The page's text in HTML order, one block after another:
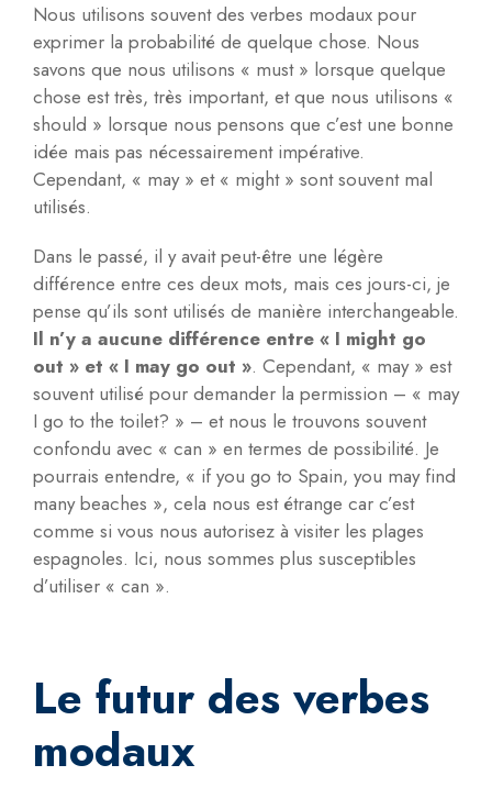
Nous utilisons souvent des verbes modaux pour
exprimer la probabilité de quelque chose. Nous
savons que nous utilisons « must » lorsque quelque
chose est très, très important, et que nous utilisons «
should » lorsque nous pensons que c’est une bonne
idée mais pas nécessairement impérative.
Cependant, « may » et « might » sont souvent mal
utilisés.
Dans le passé, il y avait peut-être une légère
différence entre ces deux mots, mais ces jours-ci, je
pense qu’ils sont utilisés de manière interchangeable.
Il n’y a aucune différence entre « I might go
out » et « I may go out ». Cependant, « may » est
souvent utilisé pour demander la permission – « may
I go to the toilet? » – et nous le trouvons souvent
confondu avec « can » en termes de possibilité. Je
pourrais entendre, « if you go to Spain, you may find
many beaches », cela nous est étrange car c’est
comme si vous nous autorisez à visiter les plages
espagnoles. Ici, nous sommes plus susceptibles
d’utiliser « can ».
Le futur des verbes
modaux